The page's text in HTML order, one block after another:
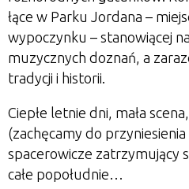
łące w Parku Jordana –
wypoczynku – stanowiącej
muzycznych doznań, a
tradycji i historii.
Ciepłe letnie dni, mała
(zachęcamy do przyniesienia
spacerowicze zatrzymujący
całe popołudnie…